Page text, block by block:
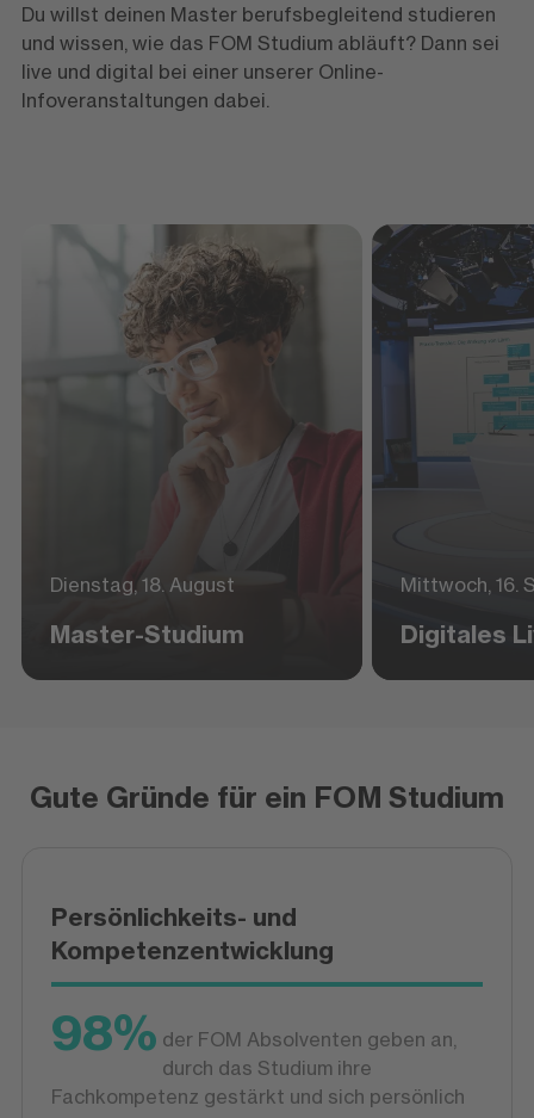
Du willst deinen Master berufsbegleitend studieren
und wissen, wie das FOM Studium abläuft? Dann sei
live und digital bei einer unserer Online-
Infoveranstaltungen dabei.
Dienstag, 18. August
Master-Studium
Mittwoch, 16.
Digitales
Gute Gründe für ein FOM Studium
Persönlichkeits- und
Kompetenzentwicklung
98% der FOM Absolventen geben an,
durch das Studium ihre
Fachkompetenz gestärkt und sich persönlich